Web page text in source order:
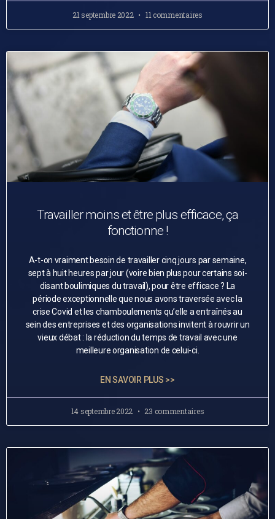
21 septembre 2022 11 commentaires
Travailler moins et être plus efficace, ça
fonctionne !
A-t-on vraiment besoin de travailler cinq jours par semaine,
sept à huit heures par jour (voire bien plus pour certains soi-
disant boulimiques du travail), pour être efficace ? La
période exceptionnelle que nous avons traversée avec la
crise Covid et les chamboulements qu’elle a entraînés au
sein des entreprises et des organisations invitent à rouvrir un
vieux débat : la réduction du temps de travail avec une
meilleure organisation de celui-ci.
EN SAVOIR PLUS >>
14 septembre 2022 23 commentaires